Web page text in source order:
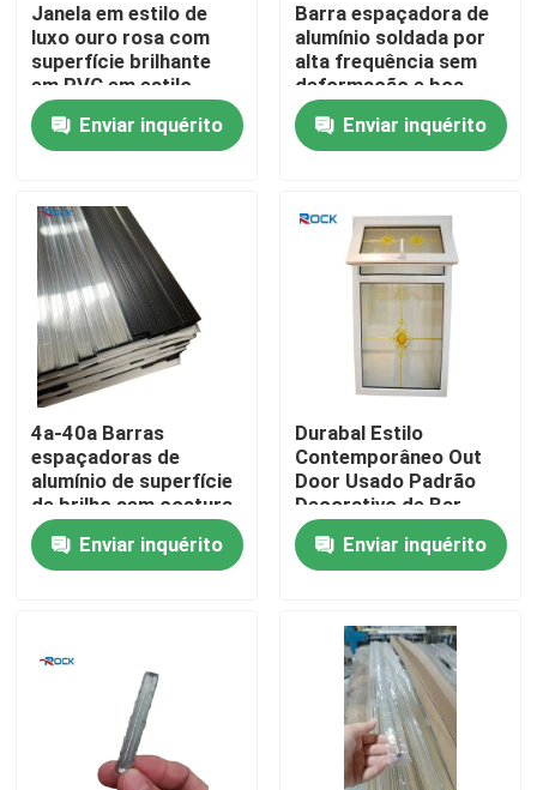
Casa
Produtos
Sobre nós
Excursão da fábrica
Controle da qualidade
Contacte-nos
Peça umas citações
Barra de alumínio do espaçador
Barra Espaçadora Warm Edge
Janela em estilo de
luxo ouro rosa com
superfície brilhante
em PVC em estilo
georgiano com flores
decorativas
Enviar inquérito
Barra espaçadora de
alumínio soldada por
alta frequência sem
deformação e boa
resistência
Enviar inquérito
4a-40a Barras
espaçadoras de
alumínio de superfície
de brilho sem costura,
espessura múltipla,
tamanho completo,
para vidros duplos
Enviar inquérito
Durabal Estilo
Contemporâneo Out
Door Usado Padrão
Decorativo de Bar
Georgiano Para
Janelas Modernas de
Bar Georgiano
Enviar inquérito